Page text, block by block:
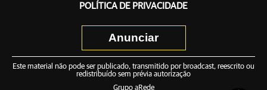
POLÍTICA DE PRIVACIDADE
Anunciar
Este material não pode ser publicado, transmitido por broadcast, reescrito ou
redistribuído sem prévia autorização
Grupo aRede